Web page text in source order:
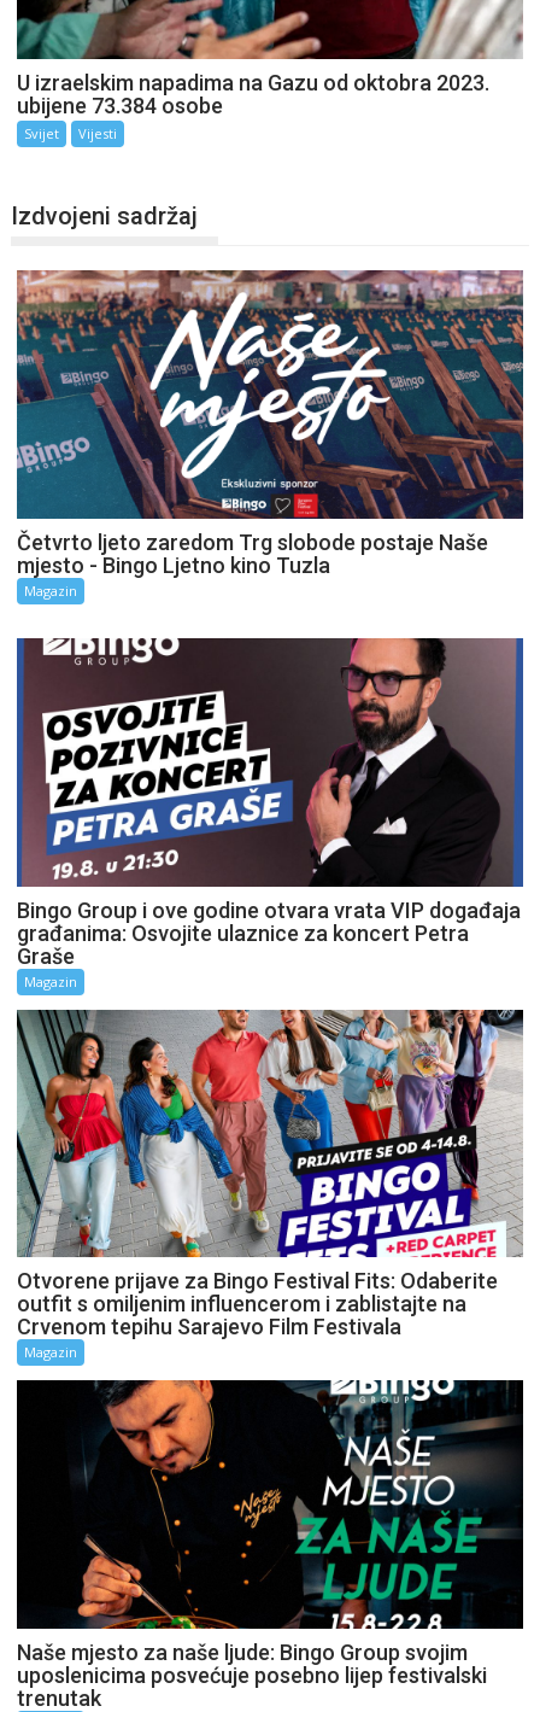
U izraelskim napadima na Gazu od oktobra 2023.
ubijene 73.384 osobe
Svijet Vijesti
Izdvojeni sadržaj
Četvrto ljeto zaredom Trg slobode postaje Naše
mjesto - Bingo Ljetno kino Tuzla
Magazin
Bingo Group i ove godine otvara vrata VIP događaja
građanima: Osvojite ulaznice za koncert Petra
Graše
Magazin
Otvorene prijave za Bingo Festival Fits: Odaberite
outfit s omiljenim influencerom i zablistajte na
Crvenom tepihu Sarajevo Film Festivala
Magazin
Naše mjesto za naše ljude: Bingo Group svojim
uposlenicima posvećuje posebno lijep festivalski
trenutak